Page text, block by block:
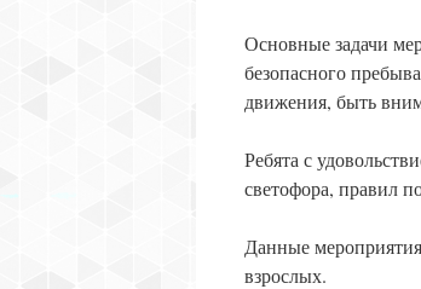
Основные задачи
безопасного
движения, быть
Ребята с
светофора, правил
Данные
взрослых.